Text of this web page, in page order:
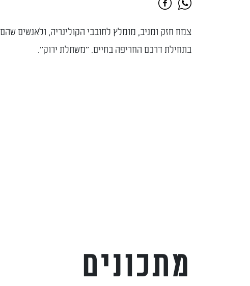
צמח חזק ומניב, מומלץ לחובבי הקולינריה, ולאנשים שהם
בתחילת דרכם החריפה בחיים. "משתלת ירוק".
מתכונים